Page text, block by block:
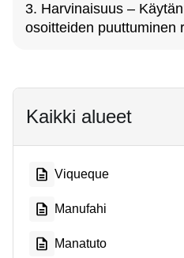
3. Harvinaisuus –
osoitteiden puuttuminen
Kaikki alueet
Viqueque
Manufahi
Manatuto